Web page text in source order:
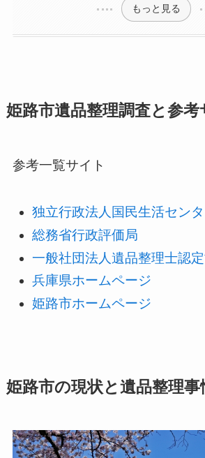
もっと見る
姫路市遺品整理調査と参
参考一覧サイト
独立行政法人国民生活セン
総務省行政評価局
一般社団法人遺品整理士認
兵庫県ホームページ
姫路市ホームページ
姫路市の現状と遺品整理事